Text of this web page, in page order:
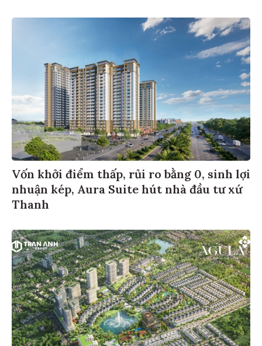
Vốn khởi điểm thấp, rủi ro bằng 0, sinh lợi
nhuận kép, Aura Suite hút nhà đầu tư xứ
Thanh